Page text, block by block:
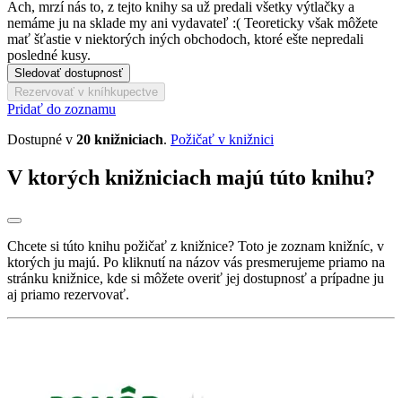
Ach, mrzí nás to, z tejto knihy sa už predali všetky výtlačky a
nemáme ju na sklade my ani vydavateľ :( Teoreticky však môžete
mať šťastie v niektorých iných obchodoch, ktoré ešte nepredali
posledné kusy.
Sledovať dostupnosť
Rezervovať v kníhkupectve
Pridať do zoznamu
Dostupné v 20 knižniciach. Požičať v knižnici
V ktorých knižniciach majú túto knihu?
Chcete si túto knihu požičať z knižnice? Toto je zoznam knižníc, v
ktorých ju majú. Po kliknutí na názov vás presmerujeme priamo na
stránku knižnice, kde si môžete overiť jej dostupnosť a prípadne ju
aj priamo rezervovať.